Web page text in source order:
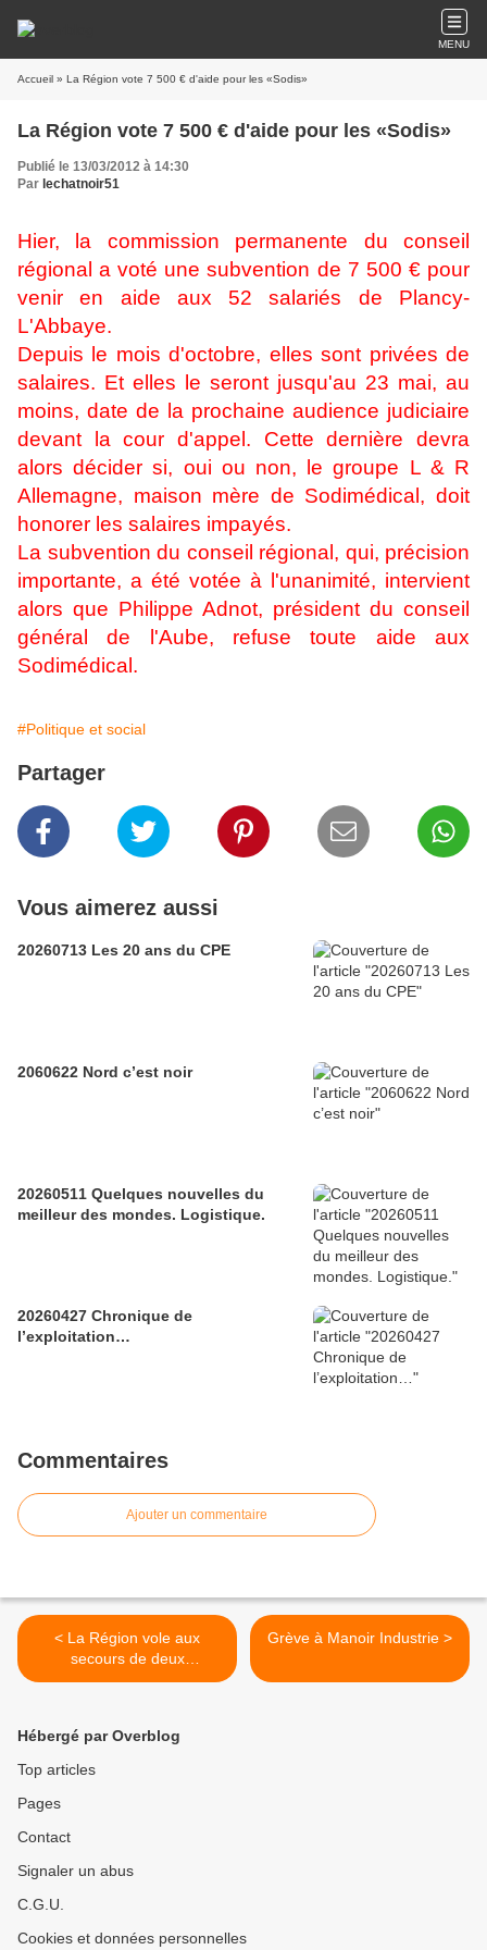
MENU
Accueil » La Région vote 7 500 € d'aide pour les «Sodis»
La Région vote 7 500 € d'aide pour les «Sodis»
Publié le 13/03/2012 à 14:30
Par lechatnoir51
Hier, la commission permanente du conseil
régional a voté une subvention de 7 500 € pour
venir en aide aux 52 salariés de Plancy-
L'Abbaye.
Depuis le mois d'octobre, elles sont privées de
salaires. Et elles le seront jusqu'au 23 mai, au
moins, date de la prochaine audience judiciaire
devant la cour d'appel. Cette dernière devra
alors décider si, oui ou non, le groupe L & R
Allemagne, maison mère de Sodimédical, doit
honorer les salaires impayés.
La subvention du conseil régional, qui, précision
importante, a été votée à l'unanimité, intervient
alors que Philippe Adnot, président du conseil
général de l'Aube, refuse toute aide aux
Sodimédical.
#Politique et social
Partager
Vous aimerez aussi
20260713 Les 20 ans du CPE
2060622 Nord c’est noir
20260511 Quelques nouvelles du
meilleur des mondes. Logistique.
20260427 Chronique de
l’exploitation…
Commentaires
Ajouter un commentaire
< La Région vole aux
secours de deux
entreprises
Grève à Manoir Industrie >
Hébergé par Overblog
Top articles
Pages
Contact
Signaler un abus
C.G.U.
Cookies et données personnelles